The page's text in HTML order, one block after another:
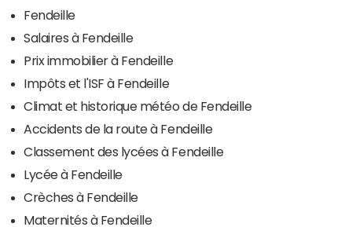
Fendeille
Salaires à Fendeille
Prix immobilier à Fendeille
Impôts et l'ISF à Fendeille
Climat et historique météo de Fendeille
Accidents de la route à Fendeille
Classement des lycées à Fendeille
Lycée à Fendeille
Crèches à Fendeille
Maternités à Fendeille